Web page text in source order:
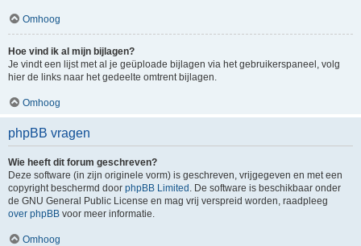
Omhoog
Hoe vind ik al mijn bijlagen?
Je vindt een lijst met al je geüploade bijlagen via het gebruikerspaneel, volg
hier de links naar het gedeelte omtrent bijlagen.
Omhoog
phpBB vragen
Wie heeft dit forum geschreven?
Deze software (in zijn originele vorm) is geschreven, vrijgegeven en met een
copyright beschermd door phpBB Limited . De software is beschikbaar onder
de GNU General Public License en mag vrij verspreid worden, raadpleeg
over phpBB voor meer informatie.
Omhoog